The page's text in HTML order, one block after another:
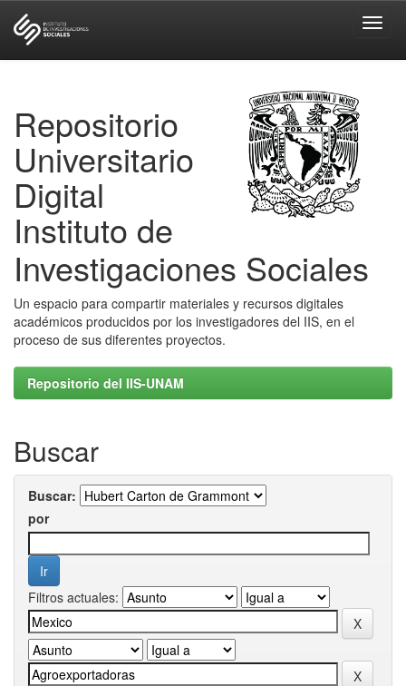
Repositorio
Universitario
Digital
Instituto de
Investigaciones Sociales
Un espacio para compartir materiales y recursos digitales
académicos producidos por los investigadores del IIS, en el
proceso de sus diferentes proyectos.
Repositorio del IIS-UNAM
Buscar
Buscar:
por
Filtros actuales: